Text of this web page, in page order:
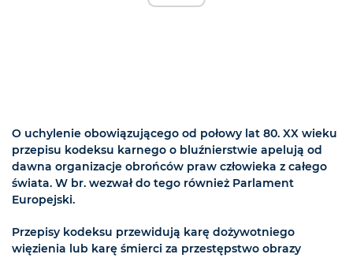
O uchylenie obowiązującego od połowy lat 80. XX wieku
przepisu kodeksu karnego o bluźnierstwie apelują od
dawna organizacje obrońców praw człowieka z całego
świata. W br. wezwał do tego również Parlament
Europejski.
Przepisy kodeksu przewidują karę dożywotniego
więzienia lub karę śmierci za przestępstwo obrazy